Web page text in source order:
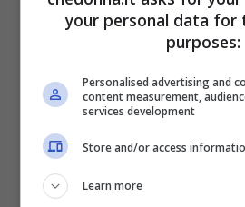
infantile piuttosto
ssere esposti al
durante l’infanzia,
la madre ha fumato
gravidanza
your personal data for
purposes:
Personalised advertising and
content measurement,
services development
Store and/or access
Learn more